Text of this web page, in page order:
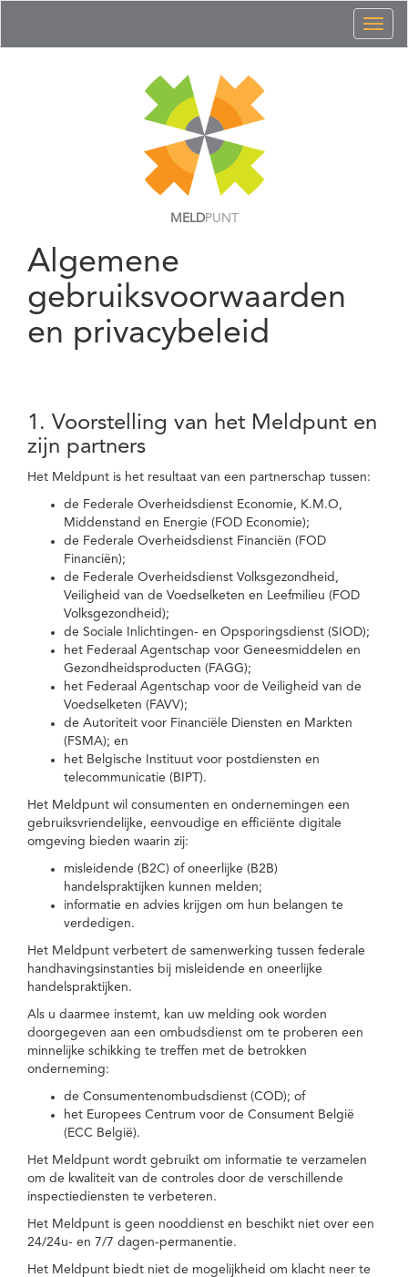
MELDPUNT
Algemene
gebruiksvoorwaarden
en privacybeleid
1. Voorstelling van het Meldpunt en
zijn partners
Het Meldpunt is het resultaat van een partnerschap tussen:
de Federale Overheidsdienst Economie, K.M.O,
Middenstand en Energie (FOD Economie);
de Federale Overheidsdienst Financiën (FOD
Financiën);
de Federale Overheidsdienst Volksgezondheid,
Veiligheid van de Voedselketen en Leefmilieu (FOD
Volksgezondheid);
de Sociale Inlichtingen- en Opsporingsdienst (SIOD);
het Federaal Agentschap voor Geneesmiddelen en
Gezondheidsproducten (FAGG);
het Federaal Agentschap voor de Veiligheid van de
Voedselketen (FAVV);
de Autoriteit voor Financiële Diensten en Markten
(FSMA); en
het Belgische Instituut voor postdiensten en
telecommunicatie (BIPT).
Het Meldpunt wil consumenten en ondernemingen een
gebruiksvriendelijke, eenvoudige en efficiënte digitale
omgeving bieden waarin zij:
misleidende (B2C) of oneerlijke (B2B)
handelspraktijken kunnen melden;
informatie en advies krijgen om hun belangen te
verdedigen.
Het Meldpunt verbetert de samenwerking tussen federale
handhavingsinstanties bij misleidende en oneerlijke
handelspraktijken.
Als u daarmee instemt, kan uw melding ook worden
doorgegeven aan een ombudsdienst om te proberen een
minnelijke schikking te treffen met de betrokken
onderneming:
de Consumentenombudsdienst (COD); of
het Europees Centrum voor de Consument België
(ECC België).
Het Meldpunt wordt gebruikt om informatie te verzamelen
om de kwaliteit van de controles door de verschillende
inspectiediensten te verbeteren.
Het Meldpunt is geen nooddienst en beschikt niet over een
24/24u- en 7/7 dagen-permanentie.
Het Meldpunt biedt niet de mogelijkheid om klacht neer te